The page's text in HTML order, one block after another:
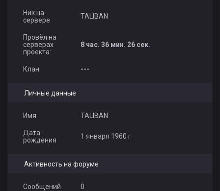
Ник на
сервере
TALIBAN
Провёл на
серверах
проекта:
8 час. 36 мин. 26 сек.
Клан ---
Личные данные
Имя TALIBAN
Дата
рождения
1 января 1960 г
Активность на форуме
Сообщений 0